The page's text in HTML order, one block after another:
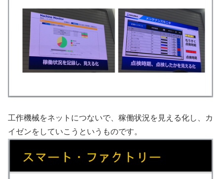
工作機械をネットにつないで、稼働状況を見える化し、カ
イゼンをしていこうというものです。